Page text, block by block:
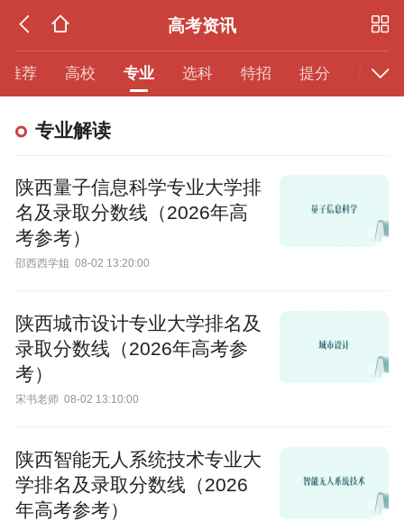
高考资讯
推荐 高校 专业 选科 特招 提分 模考
专业解读
陕西量子信息科学专业大学排
名及录取分数线（2026年高
考参考）
邵西西学姐 08-02 13:20:00
陕西城市设计专业大学排名及
录取分数线（2026年高考参
考）
宋书老师 08-02 13:10:00
陕西智能无人系统技术专业大
学排名及录取分数线（2026
年高考参考）